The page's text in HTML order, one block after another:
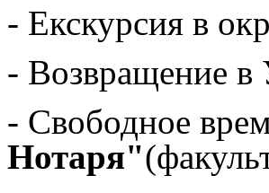
- Екскурсия в
- Возвращение в
- Свободное
Нотаря"